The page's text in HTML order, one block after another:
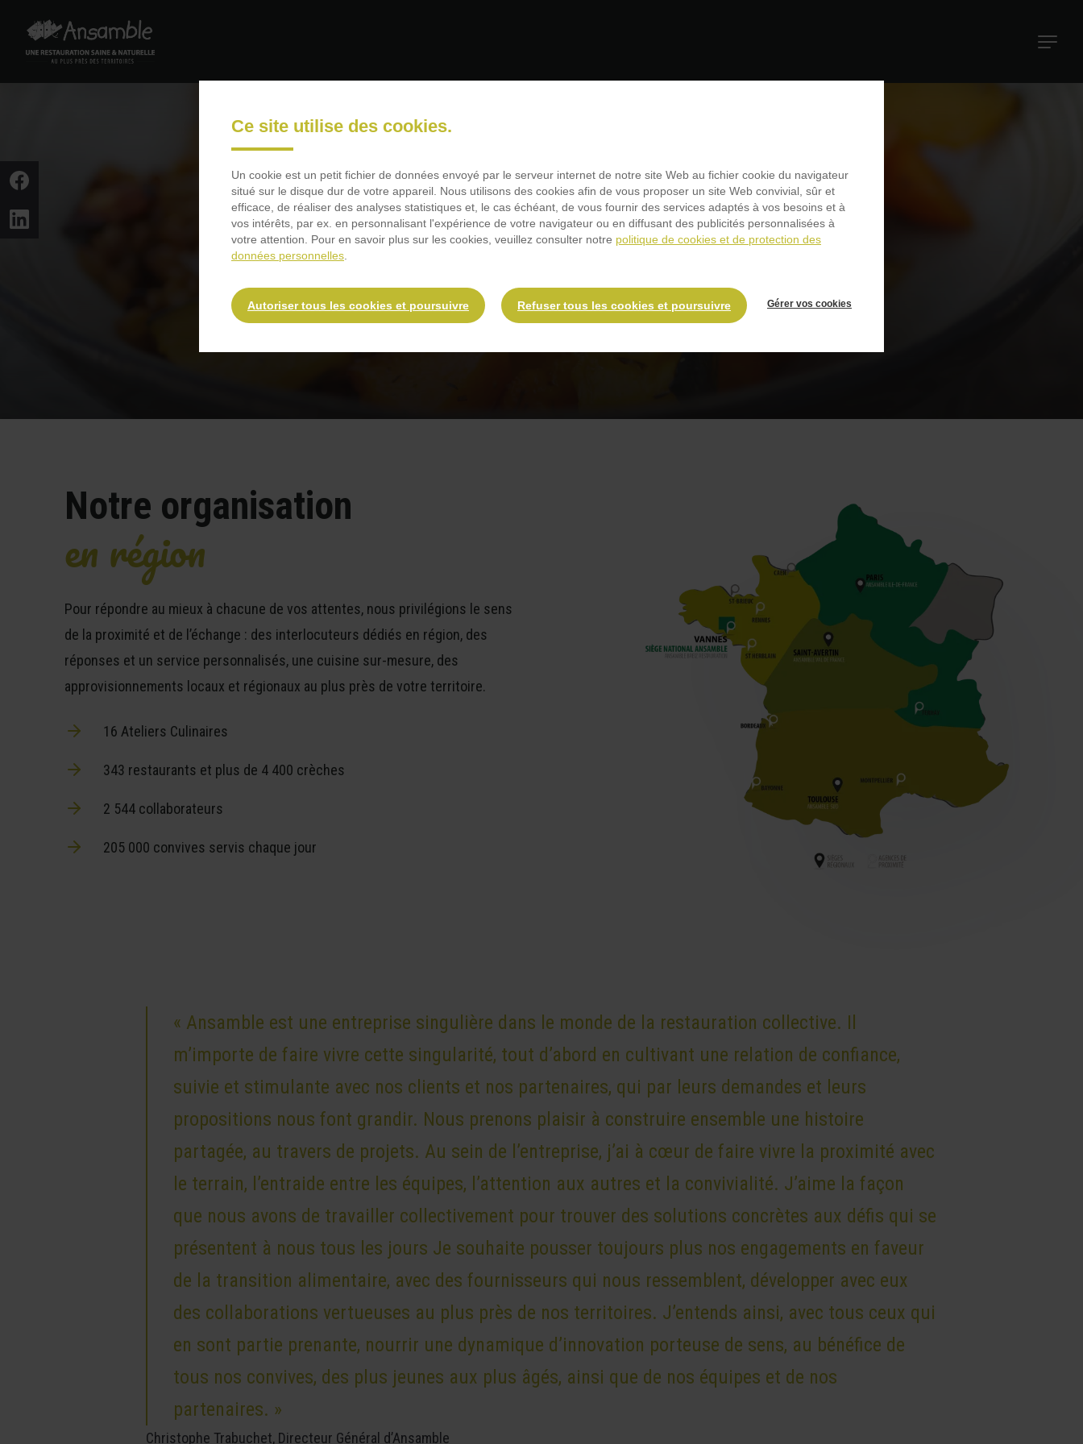
contenu
Notre organisation
Notre organisation
en région
Pour répondre au mieux à chacune de vos attentes, nous privilégions le sens
de la proximité et de l’échange : des interlocuteurs dédiés en région, des
réponses et un service personnalisés, une cuisine sur-mesure, des
approvisionnements locaux et régionaux au plus près de votre territoire.
16 Ateliers Culinaires
343 restaurants et plus de 4 400 crèches
2 544 collaborateurs
205 000 convives servis chaque jour
« Ansamble est une entreprise singulière dans le monde de la restauration collective. Il
m’importe de faire vivre cette singularité, tout d’abord en cultivant une relation de confiance,
suivie et stimulante avec nos clients et nos partenaires, qui par leurs demandes et leurs
propositions nous font grandir. Nous prenons plaisir à construire ensemble une histoire
partagée, au travers de projets. Au sein de l’entreprise, j’ai à cœur de faire vivre la proximité avec
le terrain, l’entraide entre les équipes, l’attention aux autres et la convivialité. J’aime la façon
que nous avons de travailler collectivement pour trouver des solutions concrètes aux défis qui se
présentent à nous tous les jours Je souhaite pousser toujours plus nos engagements en faveur
de la transition alimentaire, avec des fournisseurs qui nous ressemblent, développer avec eux
des collaborations vertueuses au plus près de nos territoires. J’entends ainsi, avec tous ceux qui
en sont partie prenante, nourrir une dynamique d’innovation porteuse de sens, au bénéfice de
tous nos convives, des plus jeunes aux plus âgés, ainsi que de nos équipes et de nos
partenaires. »
Christophe Trabuchet, Directeur Général d’Ansamble
Ce site utilise des cookies.
Un cookie est un petit fichier de données envoyé par le serveur internet de notre site Web au fichier cookie du navigateur
situé sur le disque dur de votre appareil. Nous utilisons des cookies afin de vous proposer un site Web convivial, sûr et
efficace, de réaliser des analyses statistiques et, le cas échéant, de vous fournir des services adaptés à vos besoins et à
vos intérêts, par ex. en personnalisant l'expérience de votre navigateur ou en diffusant des publicités personnalisées à
votre attention. Pour en savoir plus sur les cookies, veuillez consulter notre politique de cookies et de protection des
données personnelles
Autoriser tous les cookies et poursuivre Refuser tous les cookies et poursuivre Gérer vos cookies